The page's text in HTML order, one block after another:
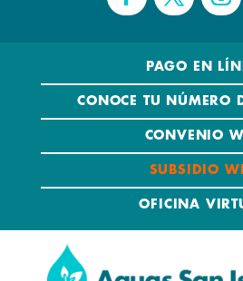
PAGO EN
CONOCE TU NÚMERO
CONVENIO
SUBSIDIO
OFICINA